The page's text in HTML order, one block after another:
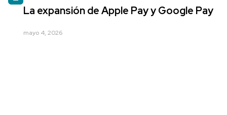
La expansión de Apple Pay y Google Pay
mayo 4, 2026